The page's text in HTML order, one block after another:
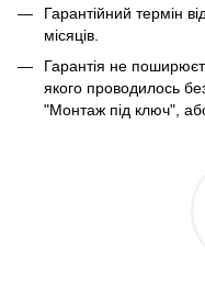
Гарантійний термін
місяців.
Гарантія не
якого проводилось
"Монтаж під ключ",